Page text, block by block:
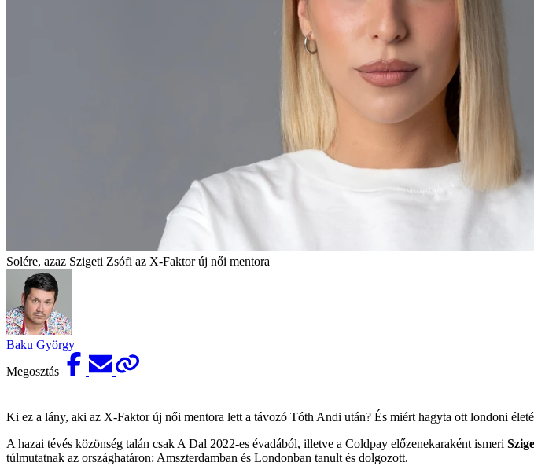
Solére, azaz Szigeti Zsófi az X-Faktor új női mentora
Baku György
Megosztás
Ki ez a lány, aki az X-Faktor új női mentora lett a távozó Tóth Andi után? És miért hagyta ott londoni
A hazai tévés közönség talán csak A Dal 2022-es évadából, illetve a Coldpay előzenekaraként ismeri
túlmutatnak az országhatáron: Amszterdamban és Londonban tanult és dolgozott.